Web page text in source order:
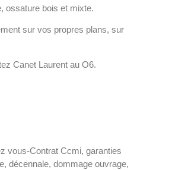
ossature bois et mixte.
sur vos propres plans, sur
Canet Laurent au O6.
vous-Contrat Ccmi, garanties
décennale, dommage ouvrage,